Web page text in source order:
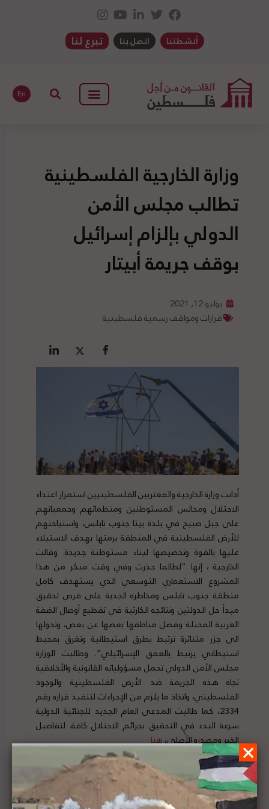
أنشطتنا اتصل بنا تبرع لنا
En
وزارة الخارجية الفلسطينية
تطالب مجلس الأمن
الدولي بإلزام إسرائيل
بوقف جريمة أبيتار
يوليو 12, 2021
قرارات ومواقف رسمية فلسطينية
أدانت وزارة الخارجية والمغتربين الفلسطينيين استمرار اعتداء
الاحتلال ومجالس المستوطنين ومنظماتهم وجمعياتهم
على جبل صبيح في بلدة بيتا جنوب نابلس، واستباحتهم
للأرض الفلسطينية في المنطقة برمتها بهدف الاستيلاء
عليها بالقوة وتخصيصها لبناء مستوطنة جديدة. وقالت
الخارجية ، إنها “لطالما حذرت وفي وقت مبكر من هذا
المشروع الاستعماري التوسعي الذي يستهدف كامل
منطقة جنوب نابلس ومخاطره الجدية على فرص تحقيق
مبدأ حل الدولتين ونتائجه الكارثية في تقطيع أوصال الضفة
الغربية المحتلة وفصل مناطقها بعضها عن بعض، وتحولها
الى جزر متناثرة ترتبط بطرق استيطانية وتغرق بمحيط
استيطاني يرتبط بالعمق الإسرائيلي”. وطالبت الوزارة
مجلس الأمن الدولي تحمل مسؤولياته القانونية والأخلاقية
تجاه هذه الجريمة ضد الأرض الفلسطينية والوجود
الفلسطيني، واتخاذ ما يلزم من الإجراءات لتنفيذ قراره رقم
2334، كما طالبت المدعى العام الجديد للجنائية الدولية
سرعة البدء في التحقيق بجرائم الاحتلال كافة. لتفاصيل
الخبر ومصدره الأًصلي،هنا